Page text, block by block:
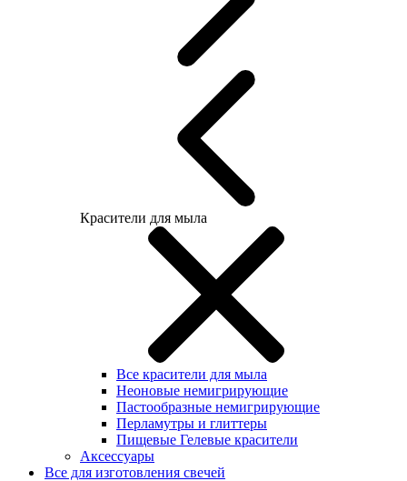
Красители для мыла
Все красители для мыла
Неоновые немигрирующие
Пастообразные немигрирующие
Перламутры и глиттеры
Пищевые Гелевые красители
Аксессуары
Все для изготовления свечей